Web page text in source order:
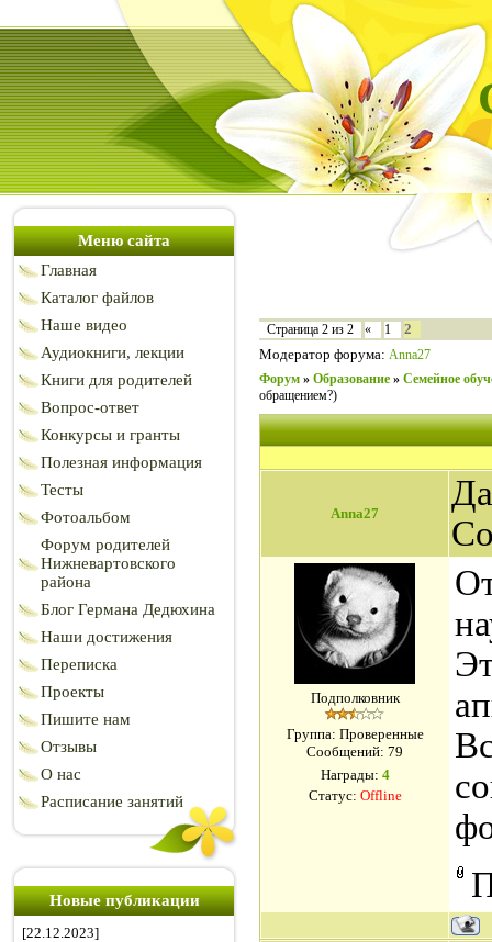
Меню сайта
Главная
Каталог файлов
Наше видео
Аудиокниги, лекции
Книги для родителей
Вопрос-ответ
Конкурсы и гранты
Полезная информация
Тесты
Фотоальбом
Форум родителей
Нижневартовского
района
Блог Германа Дедюхина
Наши достижения
Переписка
Проекты
Пишите нам
Отзывы
О нас
Расписание занятий
Новые публикации
[22.12.2023]
Страница 2 из 2 « 1
2
Модератор форума: Anna27
Форум » Образование » Семейное
обращением?)
Anna27
Подполковник
Группа: Проверенные
Сообщений: 79
Награды: 4
Статус: Offline